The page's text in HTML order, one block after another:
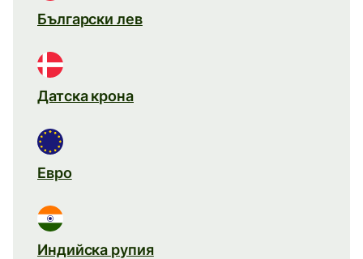
Български лев
Датска крона
Евро
Индийска рупия